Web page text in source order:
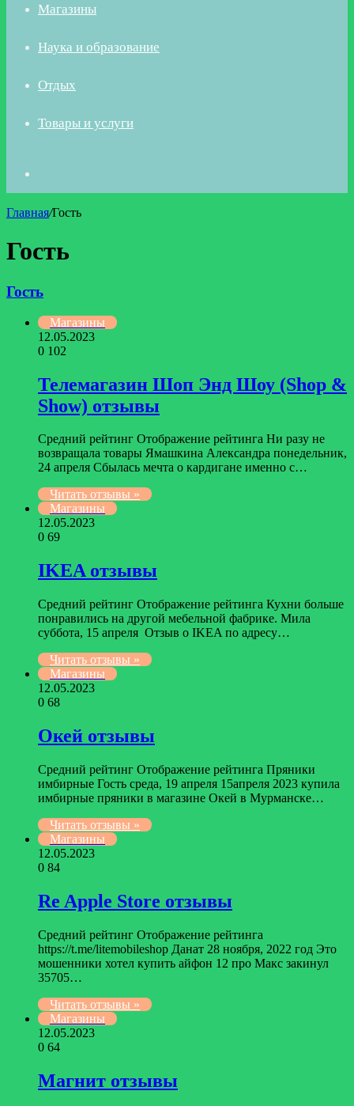
Магазины
Наука и образование
Отдых
Товары и услуги
Главная/Гость
Гость
Гость
Магазины
12.05.2023
0 102
Телемагазин Шоп Энд Шоу (Shop &
Show) отзывы
Средний рейтинг Отображение рейтинга Ни разу не
возвращала товары Ямашкина Александра понедельник,
24 апреля Сбылась мечта о кардигане именно с…
Читать отзывы »
Магазины
12.05.2023
0 69
IKEA отзывы
Средний рейтинг Отображение рейтинга Кухни больше
понравились на другой мебельной фабрике. Мила
суббота, 15 апреля Отзыв о IKEA по адресу…
Читать отзывы »
Магазины
12.05.2023
0 68
Окей отзывы
Средний рейтинг Отображение рейтинга Пряники
имбирные Гость среда, 19 апреля 15апреля 2023 купила
имбирные пряники в магазине Окей в Мурманске…
Читать отзывы »
Магазины
12.05.2023
0 84
Re Apple Store отзывы
Средний рейтинг Отображение рейтинга
https://t.me/litemobileshop Данат 28 ноября, 2022 год Это
мошенники хотел купить айфон 12 про Макс закинул
35705…
Читать отзывы »
Магазины
12.05.2023
0 64
Магнит отзывы